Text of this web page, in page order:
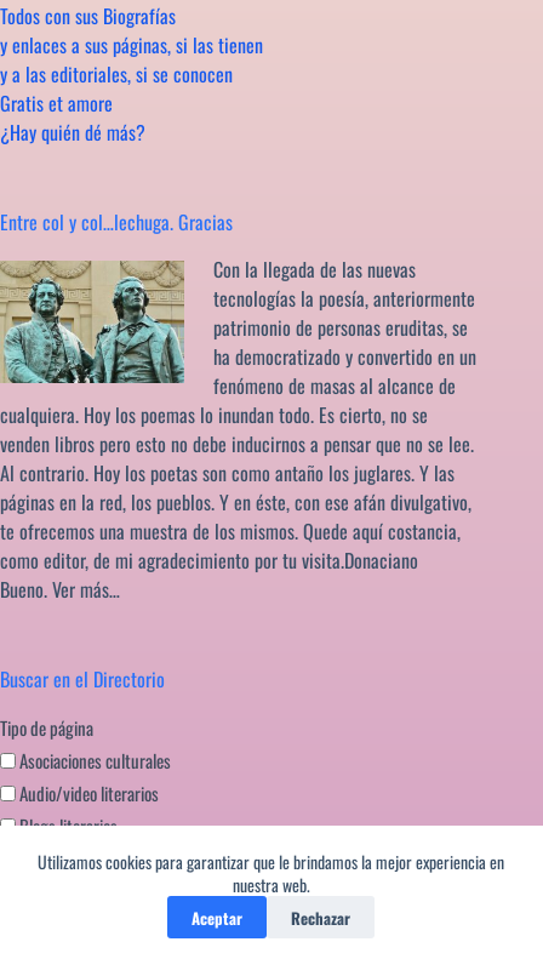
Utilizamos cookies para garantizar que le brindamos la mejor experiencia en
nuestra web.
Aceptar Rechazar
Todos con sus Biografías
y enlaces a sus páginas, si las tienen
y a las editoriales, si se conocen
Gratis et amore
¿Hay quién dé más?
Entre col y col…lechuga. Gracias
Con la llegada de las nuevas
tecnologías la poesía, anteriormente
patrimonio de personas eruditas, se
ha democratizado y convertido en un
fenómeno de masas al alcance de
cualquiera. Hoy los poemas lo inundan todo. Es cierto, no se
venden libros pero esto no debe inducirnos a pensar que no se lee.
Al contrario. Hoy los poetas son como antaño los juglares. Y las
páginas en la red, los pueblos. Y en éste, con ese afán divulgativo,
te ofrecemos una muestra de los mismos. Quede aquí costancia,
como editor, de mi agradecimiento por tu visita.Donaciano
Bueno.Ver más…
Buscar en el Directorio
Tipo de página
Asociaciones culturales
Audio/video literarios
Blogs literarios
Editoriales literatura